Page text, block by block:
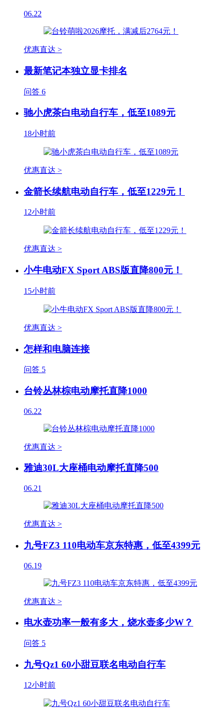
06.22
优惠直达 >
最新笔记本独立显卡排名
问答 6
驰小虎茶白电动自行车，低至1089元
18小时前
优惠直达 >
金箭长续航电动自行车，低至1229元！
12小时前
优惠直达 >
小牛电动FX Sport ABS版直降800元！
15小时前
优惠直达 >
怎样和电脑连接
问答 5
台铃丛林棕电动摩托直降1000
06.22
优惠直达 >
雅迪30L大座桶电动摩托直降500
06.21
优惠直达 >
九号FZ3 110电动车京东特惠，低至4399元
06.19
优惠直达 >
电水壶功率一般有多大，烧水壶多少W？
问答 5
九号Qz1 60小甜豆联名电动自行车
12小时前